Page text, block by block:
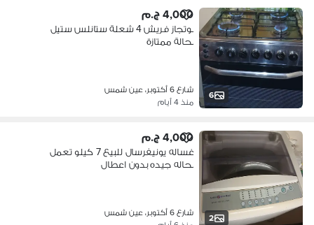
6
4,000 ج.م
بوتجاز فريش 4 شعلة ستانلس ستيل
بحالة ممتازة
شارع 6 أكتوبر، عين شمس
منذ 4 أيام
2
4,000 ج.م
غساله يونيفرسال للبيع 7 كيلو تعمل
بحاله جيده بدون اعطال
شارع 6 أكتوبر، عين شمس